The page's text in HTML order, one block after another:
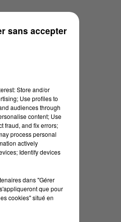
Store and/or
Use profiles to
audiences through
content; Use
fraud, and fix errors;
process personal
actively
Identify devices
dans "Gérer
que pour
cookies" situé en
sans accepter